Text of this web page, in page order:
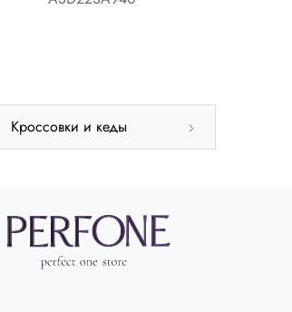
Кроссовки и кеды
ИталияIT
ВеликобританияUK